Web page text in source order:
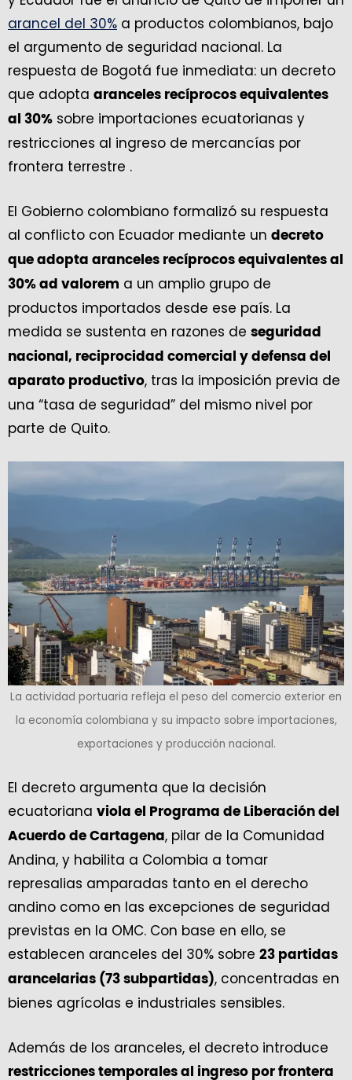
arancel del 30% a productos colombianos, bajo
el argumento de seguridad nacional. La
respuesta de Bogotá fue inmediata: un decreto
que adopta aranceles recíprocos equivalentes
al 30% sobre importaciones ecuatorianas y
restricciones al ingreso de mercancías por
frontera terrestre .
El Gobierno colombiano formalizó su respuesta
al conflicto con Ecuador mediante un decreto
que adopta aranceles recíprocos equivalentes al
30% ad valorem a un amplio grupo de
productos importados desde ese país. La
medida se sustenta en razones de seguridad
nacional, reciprocidad comercial y defensa del
aparato productivo, tras la imposición previa de
una “tasa de seguridad” del mismo nivel por
parte de Quito.
La actividad portuaria refleja el peso del comercio exterior en
la economía colombiana y su impacto sobre importaciones,
exportaciones y producción nacional.
El decreto argumenta que la decisión
ecuatoriana viola el Programa de Liberación del
Acuerdo de Cartagena, pilar de la Comunidad
Andina, y habilita a Colombia a tomar
represalias amparadas tanto en el derecho
andino como en las excepciones de seguridad
previstas en la OMC. Con base en ello, se
establecen aranceles del 30% sobre 23 partidas
arancelarias (73 subpartidas), concentradas en
bienes agrícolas e industriales sensibles.
Además de los aranceles, el decreto introduce
restricciones temporales al ingreso por frontera